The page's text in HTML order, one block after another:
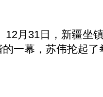
12月31日，新疆坐
一幕，苏伟抡起